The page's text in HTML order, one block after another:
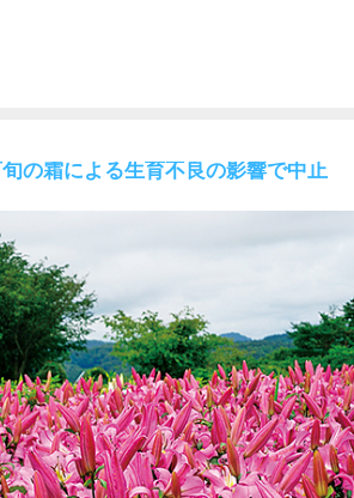
の霜による生育不良の影響で中止